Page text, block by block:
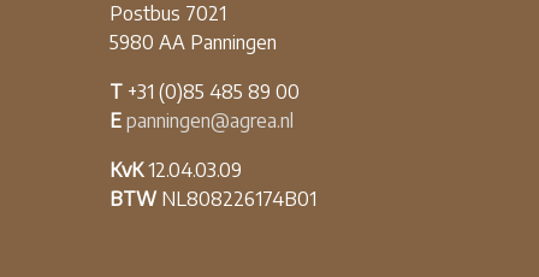
Postbus 7021
5980 AA Panningen
T +31 (0)85 485 89 00
E panningen@agrea.nl
KvK12.04.03.09
BTW NL808226174B01